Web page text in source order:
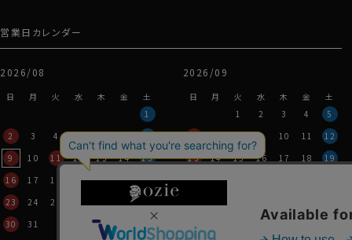
営業日カレンダー
2026/08
日 月 火 水 木 金
土
1
2
3 4 5 6 7
8
9
10 11 12 13 14
15
16
17 18 19 20 21
22
23
24 25
30
31
2026/09
日 月 火 水 木 金
土
1
2 3 4
5
6
7 8 9 10 11
12
13
14 15 16 17 18
19
20
21